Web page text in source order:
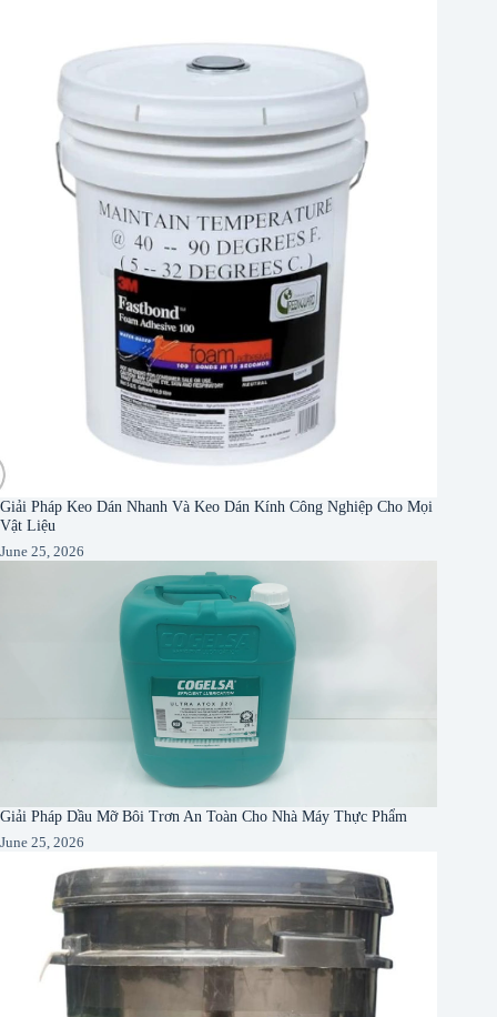
Giải Pháp Keo Dán Nhanh Và Keo Dán Kính Công Nghiệp Cho Mọi
Vật Liệu
June 25, 2026
Giải Pháp Dầu Mỡ Bôi Trơn An Toàn Cho Nhà Máy Thực Phẩm
June 25, 2026